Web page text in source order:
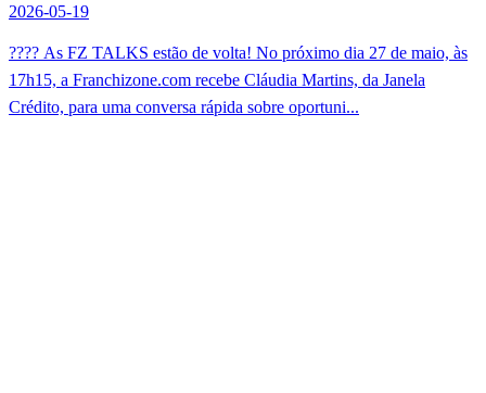
2026-05-19
???? As FZ TALKS estão de volta! No próximo dia 27 de maio, às
17h15, a Franchizone.com recebe Cláudia Martins, da Janela
Crédito, para uma conversa rápida sobre oportuni...